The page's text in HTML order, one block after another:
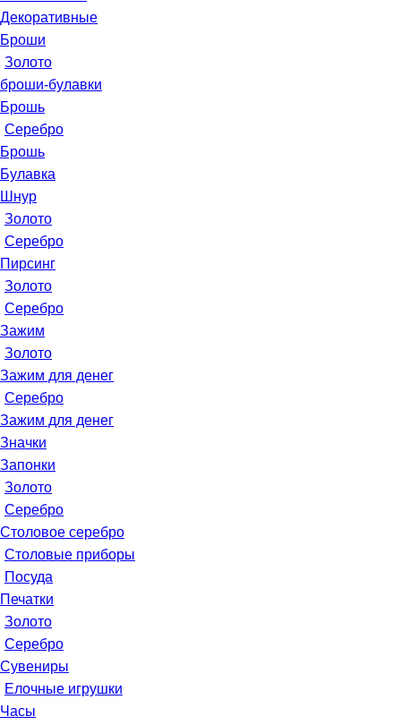
Декоративные
Броши
Золото
броши-булавки
Брошь
Серебро
Брошь
Булавка
Шнур
Золото
Серебро
Пирсинг
Золото
Серебро
Зажим
Золото
Зажим для денег
Серебро
Зажим для денег
Значки
Запонки
Золото
Серебро
Столовое серебро
Столовые приборы
Посуда
Печатки
Золото
Серебро
Сувениры
Елочные игрушки
Часы